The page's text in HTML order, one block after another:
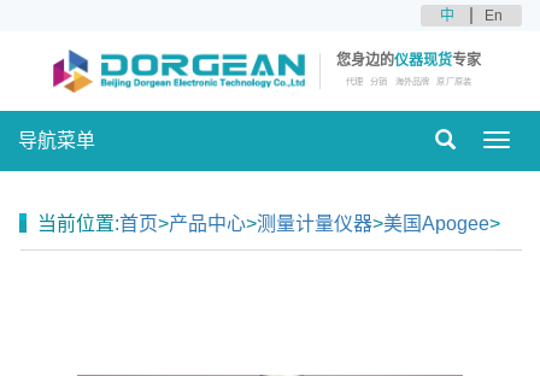
中 En
您身边的仪器现货专家
代理 分销 海外品牌 原厂原装
导航菜单
当前位置:首页>产品中心>测量计量仪器>美国Apogee>